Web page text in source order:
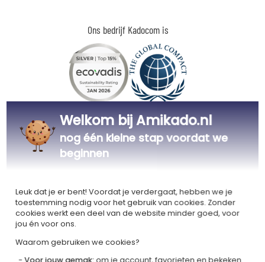
Ons bedrijf Kadocom is
Gecertificeerd
Ecovadis Silver
Lid van
Global Compact
Onze MVO-aanpak
Gepersonaliseerd
Gemaakt in
Welkom bij Amikado.nl
nog één kleine stap voordat we
beginnen
Leuk dat je er bent! Voordat je verdergaat, hebben we je
toestemming nodig voor het gebruik van cookies. Zonder
cookies werkt een deel van de website minder goed, voor
jou én voor ons.
Waarom gebruiken we cookies?